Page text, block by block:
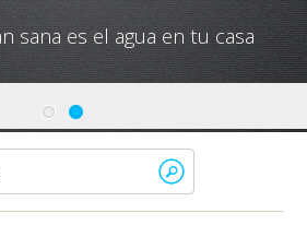
sana es el agua en tu casa